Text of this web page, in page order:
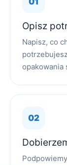
Opisz
Napisz, co
opakowania